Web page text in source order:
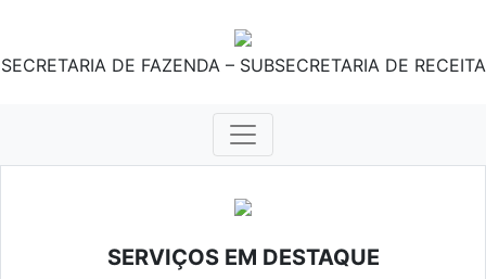
SECRETARIA DE FAZENDA – SUBSECRETARIA DE RECEITA
SERVIÇOS EM DESTAQUE